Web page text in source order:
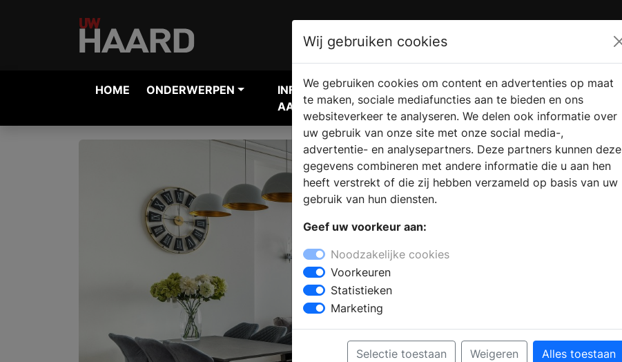
HOME ONDERWERPEN
INFORMATIE
AANVRAGEN
VERKOOPLOCATIE
VINDEN
WEBSHOP
Wij gebruiken cookies
We gebruiken cookies om content en advertenties op maat
te maken, sociale mediafuncties aan te bieden en ons
websiteverkeer te analyseren. We delen ook informatie over
uw gebruik van onze site met onze social media-,
advertentie- en analysepartners. Deze partners kunnen deze
gegevens combineren met andere informatie die u aan hen
heeft verstrekt of die zij hebben verzameld op basis van uw
gebruik van hun diensten.
Geef uw voorkeur aan:
Noodzakelijke cookies
Voorkeuren
Statistieken
Marketing
Selectie toestaan Weigeren Alles toestaan